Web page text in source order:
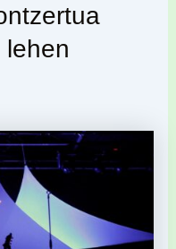
lehen